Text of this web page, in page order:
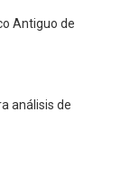
Antiguo de
análisis de